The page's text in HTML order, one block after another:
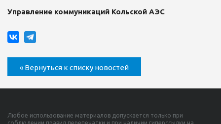
Управление коммуникаций Кольской АЭС
« Вернуться к списку новостей
Любое использование материалов допускается только при